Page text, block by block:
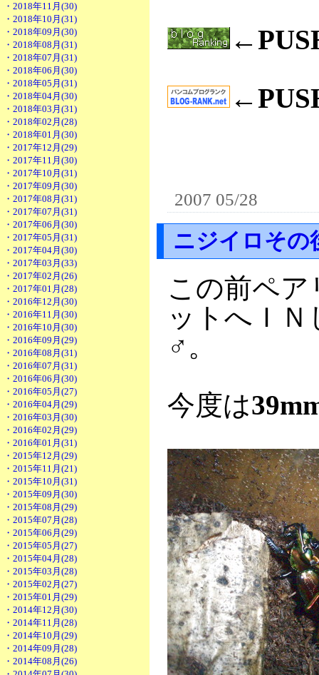
・2018年11月(30)
・2018年10月(31)
・2018年09月(30)
・2018年08月(31)
・2018年07月(31)
・2018年06月(30)
・2018年05月(31)
・2018年04月(30)
・2018年03月(31)
・2018年02月(28)
・2018年01月(30)
・2017年12月(29)
・2017年11月(30)
・2017年10月(31)
・2017年09月(30)
・2017年08月(31)
・2017年07月(31)
・2017年06月(30)
・2017年05月(31)
・2017年04月(30)
・2017年03月(33)
・2017年02月(26)
・2017年01月(28)
・2016年12月(30)
・2016年11月(30)
・2016年10月(30)
・2016年09月(29)
・2016年08月(31)
・2016年07月(31)
・2016年06月(30)
・2016年05月(27)
・2016年04月(29)
・2016年03月(30)
・2016年02月(29)
・2016年01月(31)
・2015年12月(29)
・2015年11月(21)
・2015年10月(31)
・2015年09月(30)
・2015年08月(29)
・2015年07月(28)
・2015年06月(29)
・2015年05月(27)
・2015年04月(28)
・2015年03月(28)
・2015年02月(27)
・2015年01月(29)
・2014年12月(30)
・2014年11月(28)
・2014年10月(29)
・2014年09月(28)
・2014年08月(26)
2007 05/28
ニジイロその
この前ペ
ットへＩ
♂ 。
今度は